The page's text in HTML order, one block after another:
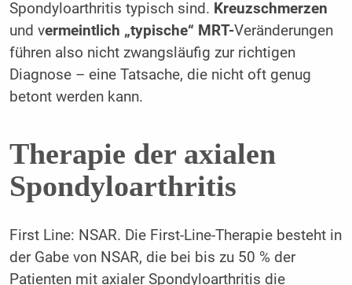
Spondyloarthritis typisch sind. Kreuzschmerzen
und vermeintlich „typische“ MRT-Veränderungen
führen also nicht zwangsläufig zur richtigen
Diagnose – eine Tatsache, die nicht oft genug
betont werden kann.
Therapie der axialen
Spondyloarthritis
First Line: NSAR. Die First-Line-Therapie besteht in
der Gabe von NSAR, die bei bis zu 50 % der
Patienten mit axialer Spondyloarthritis die